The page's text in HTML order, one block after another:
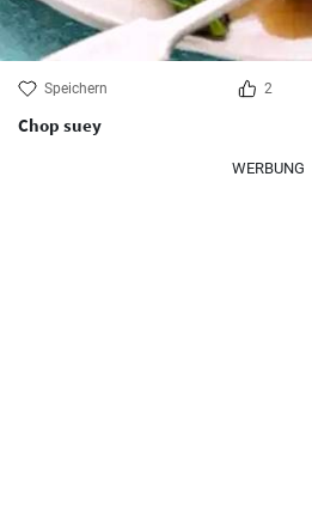
Speichern 2
Chop suey
WERBUNG